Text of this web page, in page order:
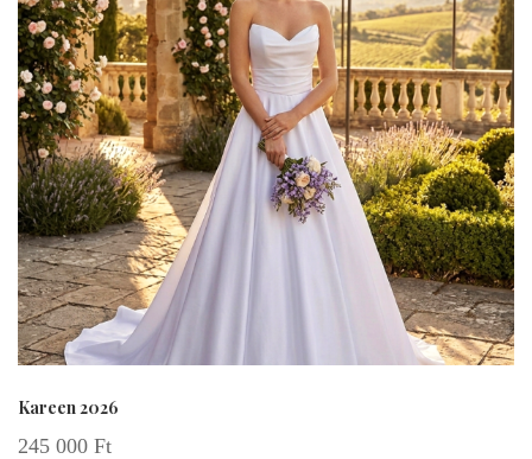
Kareen 2026
245 000 Ft